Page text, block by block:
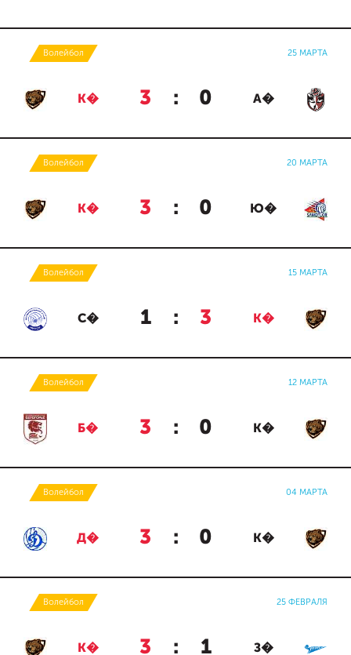
Волейбол 25 МАРТА
К� 3 : 0 А�
Волейбол 20 МАРТА
К� 3 : 0 Ю�
Волейбол 15 МАРТА
С� 1 : 3 К�
Волейбол 12 МАРТА
Б� 3 : 0 К�
Волейбол 04 МАРТА
Д� 3 : 0 К�
Волейбол 25 ФЕВРАЛЯ
К� 3 : 1 З�